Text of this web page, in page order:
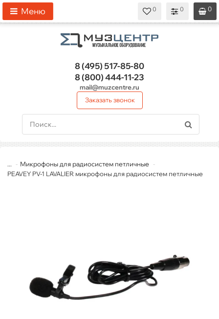
0
0
0
Меню
8 (495)517-85-80
8 (800)444-11-23
mail@muzcentre.ru
Заказать звонок
...
Микрофоны для радиосистем петличные
PEAVEY PV-1 LAVALIER микрофоны для радиосистем петличные